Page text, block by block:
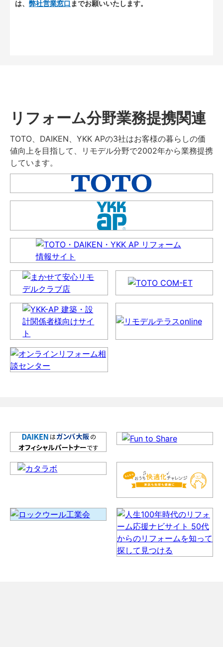
は、 弊社営業窓口 までお願いいたします。
リフォーム分野業務提携関連
TOTO、DAIKEN、YKK APの3社はお客様の暮らしの価
値向上を目指して、リモデル分野で2002年から業務提携
しています。